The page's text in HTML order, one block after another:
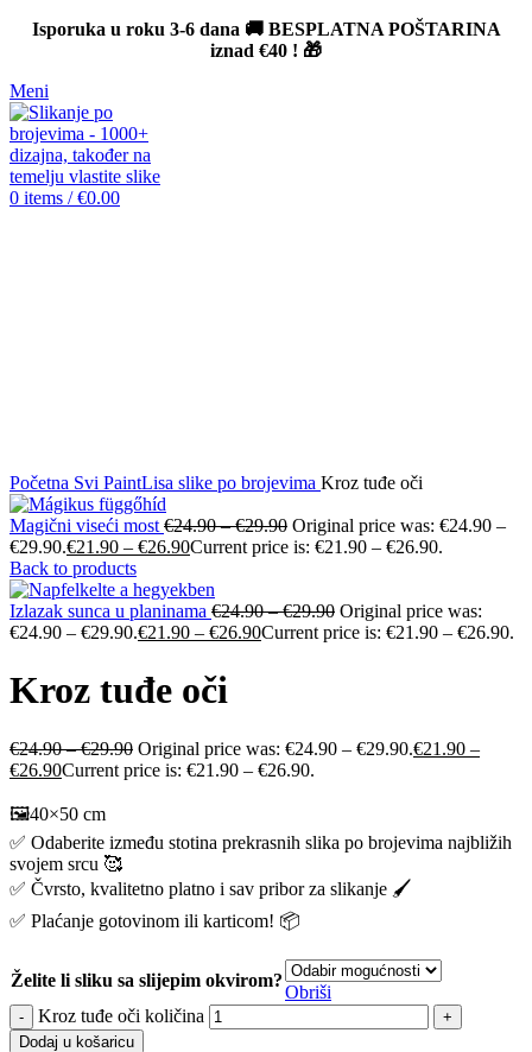
Isporuka u roku 3-6 dana 🚚 BESPLATNA POŠTARINA
iznad €40 ! 🎁
Meni
0 items / €0.00
Početna Svi PaintLisa slike po brojevima Kroz tuđe oči
Magični viseći most €24.90–€29.90 Original price was: €24.90 –
€29.90.€21.90 – €26.90Current price is: €21.90 – €26.90.
Back to products
Izlazak sunca u planinama €24.90–€29.90 Original price was:
€24.90 – €29.90.€21.90 – €26.90Current price is: €21.90 – €26.90.
Kroz tuđe oči
€24.90–€29.90 Original price was: €24.90 – €29.90.€21.90 –
€26.90Current price is: €21.90 – €26.90.
🖼️40×50 cm
✅ Odaberite između stotina prekrasnih slika po brojevima najbližih
svojem srcu 🥰
✅ Čvrsto, kvalitetno platno i sav pribor za slikanje 🖌️
✅ Plaćanje gotovinom ili karticom! 📦
Želite li sliku sa slijepim okvirom?
Obriši
Kroz tuđe oči količina
Dodaj u košaricu